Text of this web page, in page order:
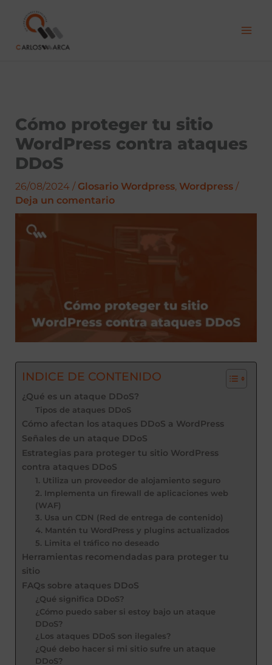
contenido
Cómo proteger tu sitio
WordPress contra ataques
DDoS
26/08/2024 / Glosario Wordpress, Wordpress/
Deja un comentario
INDICE DE CONTENIDO
¿Qué es un ataque DDoS?
Tipos de ataques DDoS
Cómo afectan los ataques DDoS a WordPress
Señales de un ataque DDoS
Estrategias para proteger tu sitio WordPress
contra ataques DDoS
1. Utiliza un proveedor de alojamiento seguro
2. Implementa un firewall de aplicaciones web
(WAF)
3. Usa un CDN (Red de entrega de contenido)
4. Mantén tu WordPress y plugins actualizados
5. Limita el tráfico no deseado
Herramientas recomendadas para proteger tu
sitio
FAQs sobre ataques DDoS
¿Qué significa DDoS?
¿Cómo puedo saber si estoy bajo un ataque
DDoS?
¿Los ataques DDoS son ilegales?
¿Qué debo hacer si mi sitio sufre un ataque
DDoS?